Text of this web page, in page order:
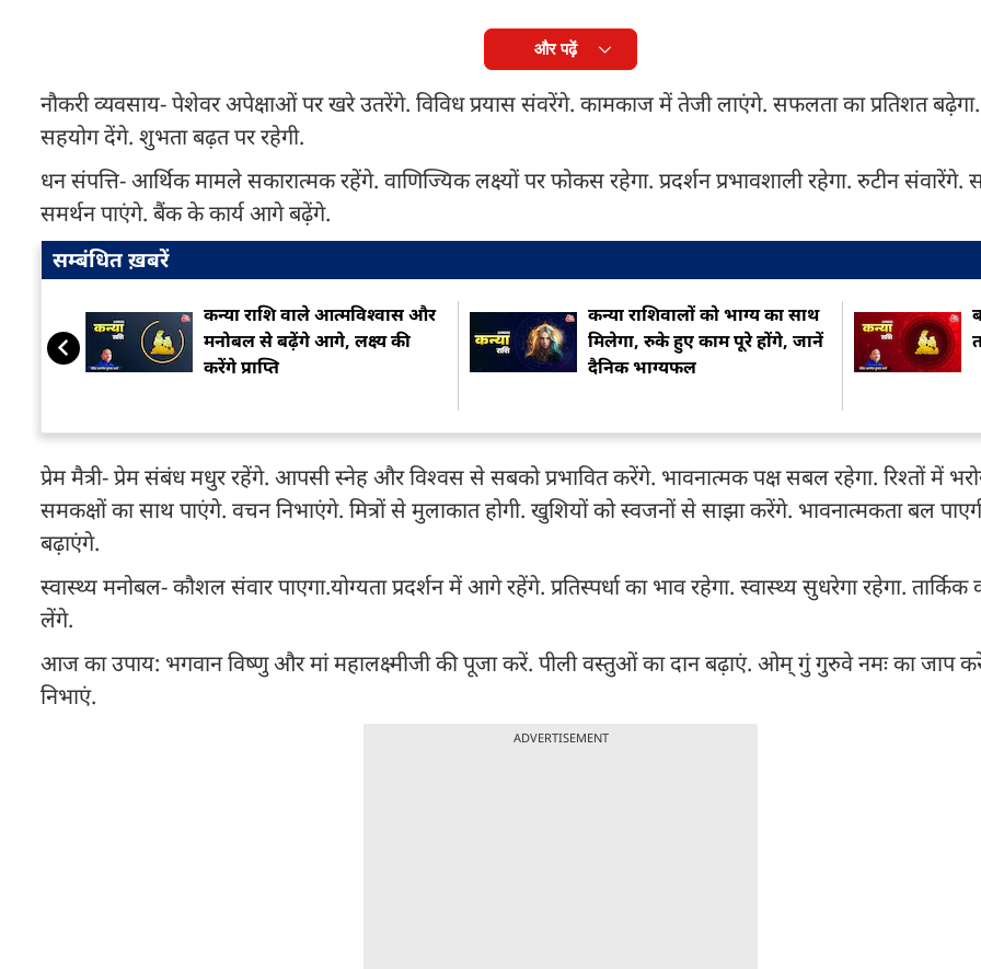
और पढ़ें
नौकरी व्यवसाय- पेशेवर अपेक्षाओं पर खरे उतरेंगे. विविध प्रयास संवरेंगे. कामकाज में तेजी लाएंगे. सफलता का प्रतिशत
सहयोग देंगे. शुभता बढ़त पर रहेगी.
धन संपत्ति- आर्थिक मामले सकारात्मक रहेंगे. वाणिज्यिक लक्ष्यों पर फोकस रहेगा. प्रदर्शन प्रभावशाली रहेगा. रुटीन संवारेंगे.
समर्थन पाएंगे. बैंक के कार्य आगे बढ़ेंगे.
सम्बंधित ख़बरें
कन्या राशि वाले आत्मविश्वास और
मनोबल से बढ़ेंगे आगे, लक्ष्य की
करेंगे प्राप्ति
कन्या राशिवालों को भाग्य का साथ
मिलेगा, रुके हुए काम पूरे होंगे, जानें
दैनिक भाग्यफल
प्रेम मैत्री- प्रेम संबंध मधुर रहेंगे. आपसी स्नेह और विश्वस से सबको प्रभावित करेंगे. भावनात्मक पक्ष सबल रहेगा. रिश्तों में
समकक्षों का साथ पाएंगे. वचन निभाएंगे. मित्रों से मुलाकात होगी. खुशियों को स्वजनों से साझा करेंगे. भावनात्मकता बल
बढ़ाएंगे.
स्वास्थ्य मनोबल- कौशल संवार पाएगा.योग्यता प्रदर्शन में आगे रहेंगे. प्रतिस्पर्धा का भाव रहेगा. स्वास्थ्य सुधरेगा रहेगा. तार्किक
लेंगे.
आज का उपाय: भगवान विष्णु और मां महालक्ष्मीजी की पूजा करें. पीली वस्तुओं का दान बढ़ाएं. ओम् गुं गुरुवे नमः का जाप करें.
निभाएं.
ADVERTISEMENT